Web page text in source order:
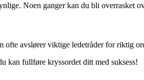
Noen ganger kan du bli overrasket
ofte avslører viktige ledetråder for riktig
kan fullføre kryssordet ditt med suksess!